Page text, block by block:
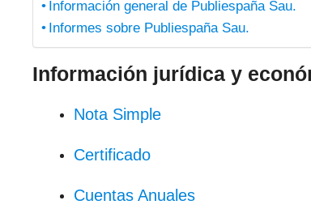
Información general de Publiespaña Sau.
Informes sobre Publiespaña Sau.
Información jurídica y
Nota Simple
Certificado
Cuentas Anuales